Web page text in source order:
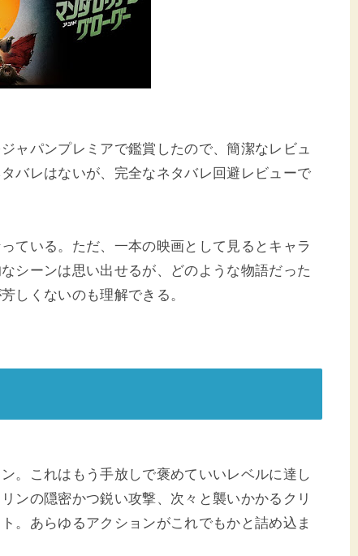
ャパンプレミアで鑑賞したので、簡潔なレビュ
バレはないが、完全なネタバレ回避レビューで
ている。ただ、一本の映画として見るとキャラ
シーンは思い出せるが、どのような物語だった
しくないのも理解できる。
。これはもう手放しで褒めていいレベルに達し
ンの隠密かつ鋭い攻撃、次々と襲いかかるクリ
。あらゆるアクションがこれでもかと詰め込ま